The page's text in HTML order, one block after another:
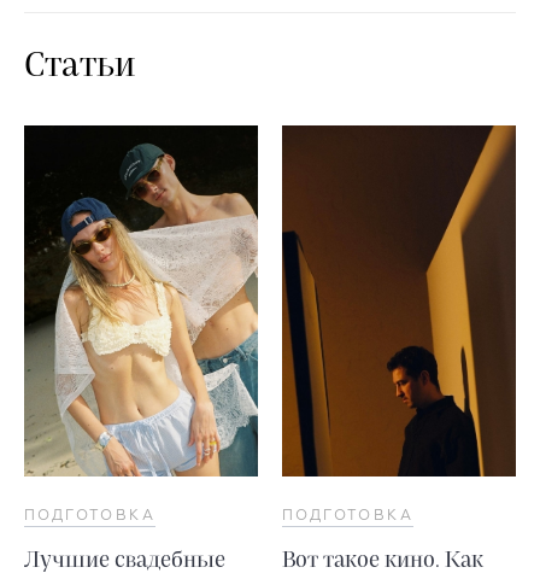
Статьи
ПОДГОТОВКА
Лучшие свадебные
ПОДГОТОВКА
Вот такое кино. Как